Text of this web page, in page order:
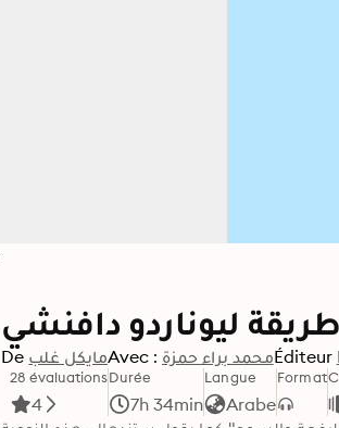
ليوناردو دافنشي
De مايكل غلبAvec : محمد براء حمزةÉditeur
28 évaluations
4
Durée
7h 34min
Langue
Arabe
Format